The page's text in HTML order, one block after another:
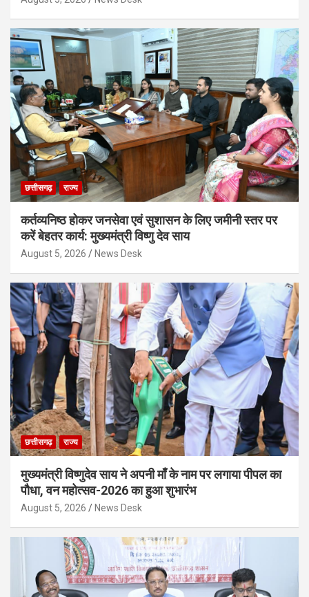
छत्तीसगढ़ राज्य
कर्तव्यनिष्ठ होकर जनसेवा एवं सुशासन के लिए जमीनी स्तर पर
करें बेहतर कार्य: मुख्यमंत्री विष्णु देव साय
August 5, 2026 News Desk
छत्तीसगढ़ राज्य
मुख्यमंत्री विष्णुदेव साय ने अपनी माँ के नाम पर लगाया पीपल का
पौधा, वन महोत्सव-2026 का हुआ शुभारंभ
August 5, 2026 News Desk